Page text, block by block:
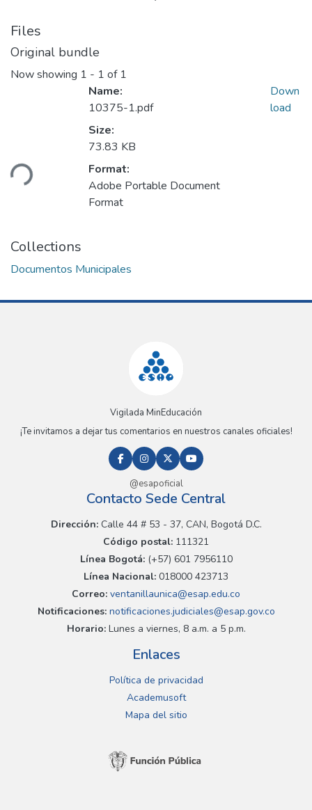
Files
Original bundle
Now showing 1 - 1 of 1
Name:
10375-1.pdf
Size:
73.83 KB
Format:
Adobe Portable Document
Format
Down
load
Collections
Documentos Municipales
Vigilada MinEducación
¡Te invitamos a dejar tus comentarios en nuestros canales oficiales!
@esapoficial
Contacto Sede Central
Dirección:Calle 44 # 53 - 37, CAN, Bogotá D.C.
Código postal: 111321
Línea Bogotá:(+57) 601 7956110
Línea Nacional: 018000 423713
Correo: ventanillaunica@esap.edu.co
Notificaciones:notificaciones.judiciales@esap.gov.co
Horario:Lunes a viernes, 8 a.m. a 5 p.m.
Enlaces
Política de privacidad
Academusoft
Mapa del sitio